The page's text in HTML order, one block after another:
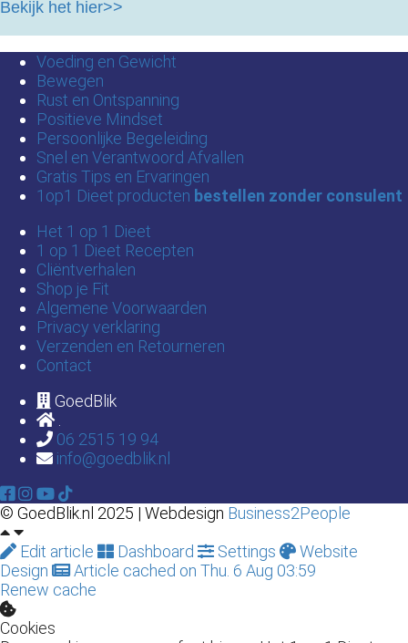
Bekijk het hier>>
Voeding en Gewicht
Bewegen
Rust en Ontspanning
Positieve Mindset
Persoonlijke Begeleiding
Snel en Verantwoord Afvallen
Gratis Tips en Ervaringen
1op1 Dieet producten bestellen zonder consulent
Het 1 op 1 Dieet
1 op 1 Dieet Recepten
Cliëntverhalen
Shop je Fit
Algemene Voorwaarden
Privacy verklaring
Verzenden en Retourneren
Contact
GoedBlik
06 2515 19 94
info@goedblik.nl
© GoedBlik.nl 2025 | Webdesign Business2People
Edit article
Dashboard Settings
Website
Design
Article cached on Thu. 6 Aug 03:59
Renew cache
Cookies